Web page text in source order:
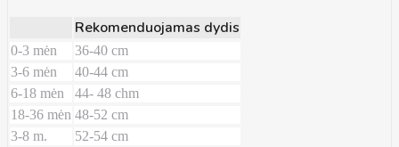
Rekomenduojamas dydis
0-3 mėn
36-40 cm
3-6 mėn
40-44 cm
6-18 mėn
44- 48 chm
18-36 mėn 48-52 cm
3-8 m.
52-54 cm